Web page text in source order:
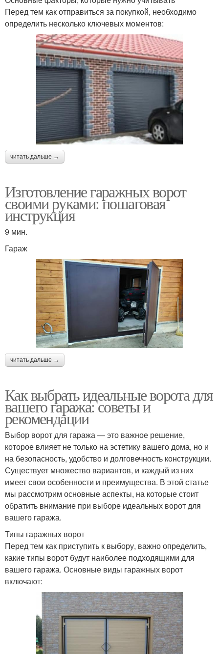
Перед тем как отправиться за покупкой, необходимо
определить несколько ключевых моментов:
читать дальше →
Изготовление гаражных ворот
своими руками: пошаговая
инструкция
9 мин.
Гараж
читать дальше →
Как выбрать идеальные ворота для
вашего гаража: советы и
рекомендации
Выбор ворот для гаража — это важное решение,
которое влияет не только на эстетику вашего дома, но и
на безопасность, удобство и долговечность конструкции.
Существует множество вариантов, и каждый из них
имеет свои особенности и преимущества. В этой статье
мы рассмотрим основные аспекты, на которые стоит
обратить внимание при выборе идеальных ворот для
вашего гаража.
Типы гаражных ворот
Перед тем как приступить к выбору, важно определить,
какие типы ворот будут наиболее подходящими для
вашего гаража. Основные виды гаражных ворот
включают: